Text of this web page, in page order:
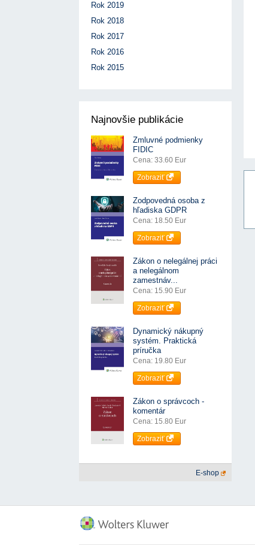
Rok 2019
Rok 2018
Rok 2017
Rok 2016
Rok 2015
Najnovšie publikácie
Zmluvné podmienky
FIDIC
Cena: 33.60 Eur
Zobraziť
Zodpovedná osoba z
hľadiska GDPR
Cena: 18.50 Eur
Zobraziť
Zákon o nelegálnej práci
a nelegálnom
zamestnáv...
Cena: 15.90 Eur
Zobraziť
Dynamický nákupný
systém. Praktická
príručka
Cena: 19.80 Eur
Zobraziť
Zákon o správcoch -
komentár
Cena: 15.80 Eur
Zobraziť
E-shop